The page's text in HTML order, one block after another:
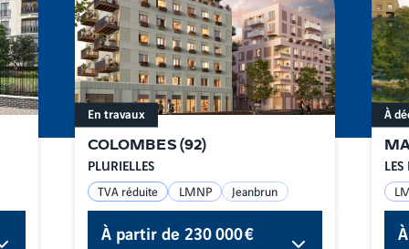
COLOMBES(92)
PLURIELLES
En travaux
TVA réduite LMNP Jeanbrun
À partir de230 000 €
LES
À